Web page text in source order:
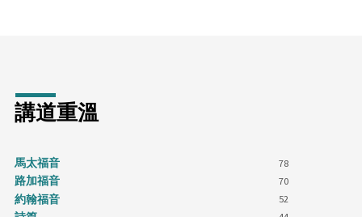
講道重溫
馬太福音 78
路加福音 70
約翰福音 52